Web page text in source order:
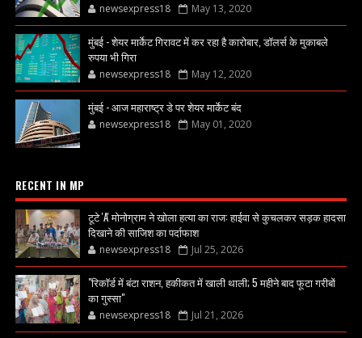
newsexpress18 May 13, 2020
मुंबई - शेयर मार्केट गिरावट में कर रहा है कारोबार, डॉलर्स के मुकाबले
रुपया भी गिरा
newsexpress18 May 12, 2020
मुंबई - आज महाराष्ट्र डे पर शेयर मार्केट बंद
newsexpress18 May 01, 2020
RECENT IN MP
टूटे 'A' मोनोग्राम ने खोला हत्या का राज: हाईवा से कुचलकर सड़क हादसा
दिखाने की साजिश का पर्दाफाश
newsexpress18 Jul 25, 2026
"रिकॉर्ड में बंटा राशन, हकीकत में खाली थाली; 5 महीने बाद फूटा गरीबों
का गुस्सा"
newsexpress18 Jul 21, 2026